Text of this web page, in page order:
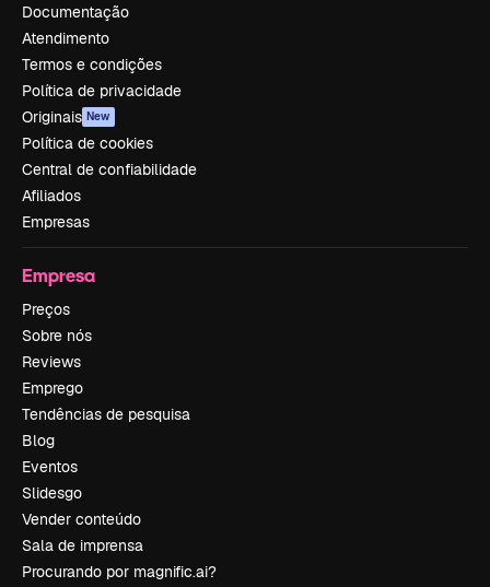
Documentação
Atendimento
Termos e condições
Política de privacidade
Originais New
Política de cookies
Central de confiabilidade
Afiliados
Empresas
Empresa
Preços
Sobre nós
Reviews
Emprego
Tendências de pesquisa
Blog
Eventos
Slidesgo
Vender conteúdo
Sala de imprensa
Procurando por magnific.ai?